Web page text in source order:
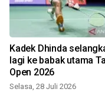
Kadek Dhinda
lagi ke babak utama
Open 2026
Selasa, 28 Juli 2026